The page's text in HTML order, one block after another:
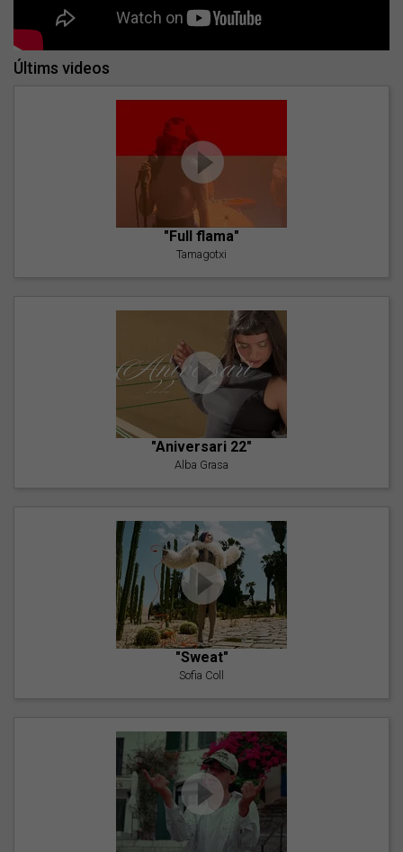
Últims videos
"Full flama"
Tamagotxi
"Aniversari 22"
Alba Grasa
"Sweat"
Sofia Coll